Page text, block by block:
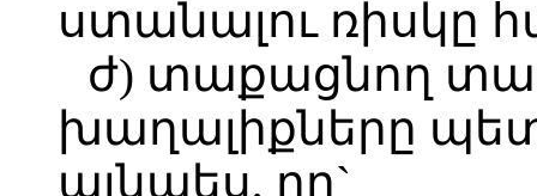
ստանալու ռիսկը
ժ) տաքացնող
խաղալիքները
այնպես, որ`